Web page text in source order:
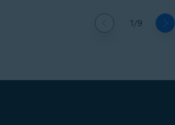
1/9